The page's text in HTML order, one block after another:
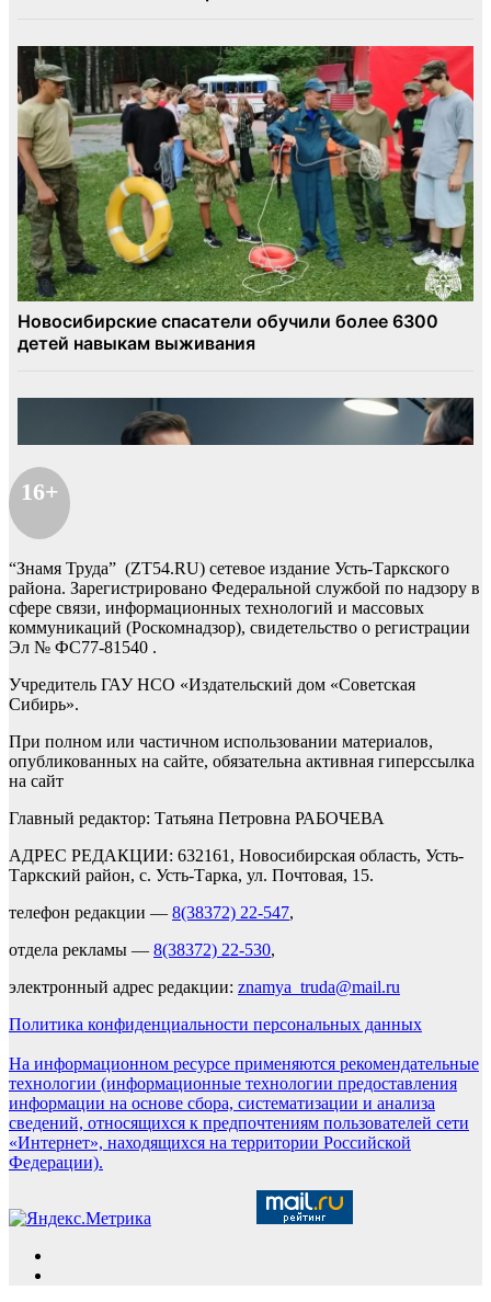
16+
“Знамя Труда” (ZT54.RU) сетевое издание Усть-Таркского
района. Зарегистрировано Федеральной службой по надзору в
сфере связи, информационных технологий и массовых
коммуникаций (Роскомнадзор), свидетельство о регистрации
Эл № ФС77-81540 .
Учредитель ГАУ НСО «Издательский дом «Советская
Сибирь».
При полном или частичном использовании материалов,
опубликованных на сайте, обязательна активная гиперссылка
на сайт
Главный редактор: Татьяна Петровна РАБОЧЕВА
АДРЕС РЕДАКЦИИ: 632161, Новосибирская область, Усть-
Таркский район, с. Усть-Тарка, ул. Почтовая, 15.
телефон редакции — 8(38372) 22-547,
отдела рекламы — 8(38372) 22-530,
электронный адрес редакции: znamya_truda@mail.ru
Политика конфиденциальности персональных данных
На информационном ресурсе применяются рекомендательные
технологии (информационные технологии предоставления
информации на основе сбора, систематизации и анализа
сведений, относящихся к предпочтениям пользователей сети
«Интернет», находящихся на территории Российской
Федерации).